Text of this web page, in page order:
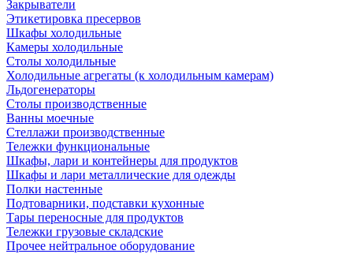
Закрыватели
Этикетировка пресервов
Шкафы холодильные
Камеры холодильные
Столы холодильные
Холодильные агрегаты (к холодильным камерам)
Льдогенераторы
Столы производственные
Ванны моечные
Стеллажи производственные
Тележки функциональные
Шкафы, лари и контейнеры для продуктов
Шкафы и лари металлические для одежды
Полки настенные
Подтоварники, подставки кухонные
Тары переносные для продуктов
Тележки грузовые складские
Прочее нейтральное оборудование